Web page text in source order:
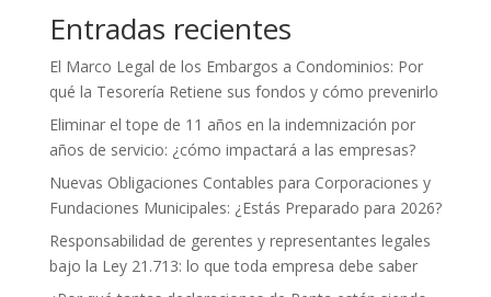
Entradas recientes
El Marco Legal de los Embargos a Condominios: Por
qué la Tesorería Retiene sus fondos y cómo prevenirlo
Eliminar el tope de 11 años en la indemnización por
años de servicio: ¿cómo impactará a las empresas?
Nuevas Obligaciones Contables para Corporaciones y
Fundaciones Municipales: ¿Estás Preparado para 2026?
Responsabilidad de gerentes y representantes legales
bajo la Ley 21.713: lo que toda empresa debe saber